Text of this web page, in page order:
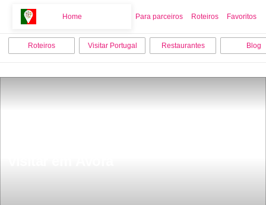
Home Para parceiros Roteiros Favoritos
Home
Roteiros Visitar Portugal Restaurantes Blog